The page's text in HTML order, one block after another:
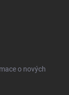
o nových